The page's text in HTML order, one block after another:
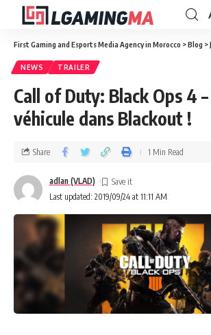
First Gaming and Esports Media Agency in Morocco >Blog >
NEWS TRAILER
Call of Duty: Black Ops 4
véhicule dans Blackout !
Last updated: 2019/09/24 at 11:11 AM
adlan (VLAD)
Share 1 Min Read